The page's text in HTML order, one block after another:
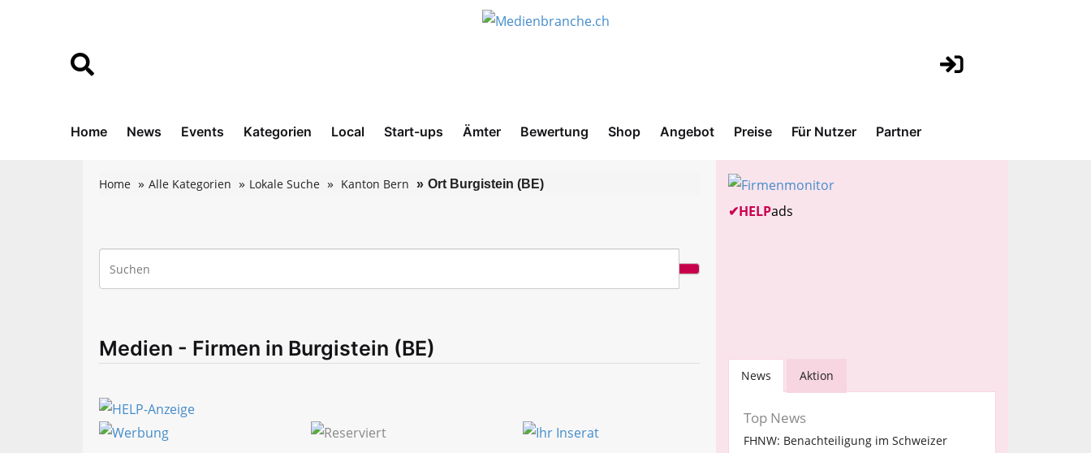
Home News Events Kategorien Local Start-ups Ämter Bewertung Shop Angebot Preise Für Nutzer Partner
Home Alle Kategorien Lokale Suche Kanton Bern Ort Burgistein (BE)
Medien - Firmen in Burgistein (BE)
✔HELPads
News Aktion
Top News
FHNW: Benachteiligung im Schweizer